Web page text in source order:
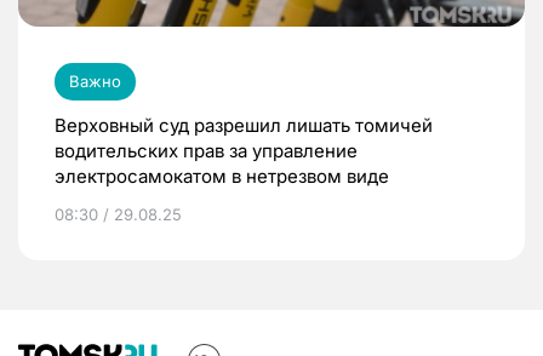
Важно
Верховный суд разрешил лишать томичей
водительских прав за управление
электросамокатом в нетрезвом виде
08:30 / 29.08.25